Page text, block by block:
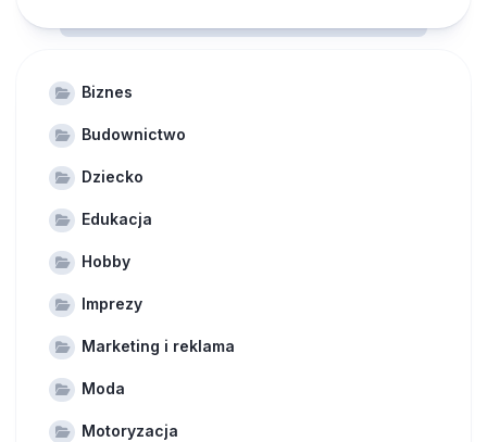
Biznes
Budownictwo
Dziecko
Edukacja
Hobby
Imprezy
Marketing i reklama
Moda
Motoryzacja